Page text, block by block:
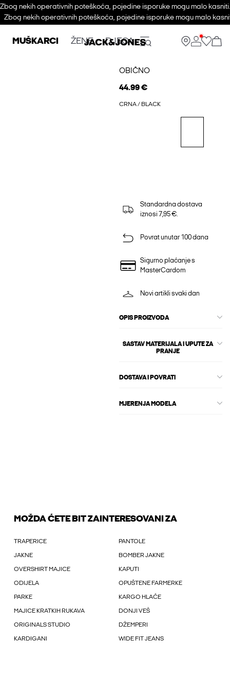
Zbog nekih operativnih poteškoća, pojedine isporuke mogu malo
Zbog nekih operativnih poteškoća, pojedine isporuke mogu malo
MUŠKARCI ŽENE DJECA
OBIČNO
44.99 €
CRNA / BLACK
Standardna dostava
iznosi 7,95 €.
Povrat unutar 100 dana
Sigurno plaćanje s
MasterCardom
Novi artikli svaki dan
OPIS PROIZVODA
SASTAV MATERIJALA I UPUTE ZA
PRANJE
DOSTAVA I POVRATI
MJERENJA MODELA
MOŽDA ĆETE BIT ZAINTERESOVANI ZA
TRAPERICE PANTOLE
JAKNE BOMBER JAKNE
OVERSHIRT MAJICE KAPUTI
ODIJELA OPUŠTENE FARMERKE
PARKE KARGO HLAČE
MAJICE KRATKIH RUKAVA DONJI VEŠ
ORIGINALS STUDIO DŽEMPERI
KARDIGANI WIDE FIT JEANS